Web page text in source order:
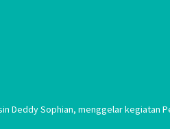
Deddy Sophian, menggelar kegiatan